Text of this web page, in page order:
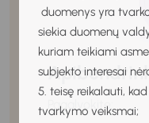
duomenys yra
siekia duomenų
kuriam teikiami
subjekto interesai
5. teisę reikalauti,
tvarkymo veiksmai;
Pagalvokite: